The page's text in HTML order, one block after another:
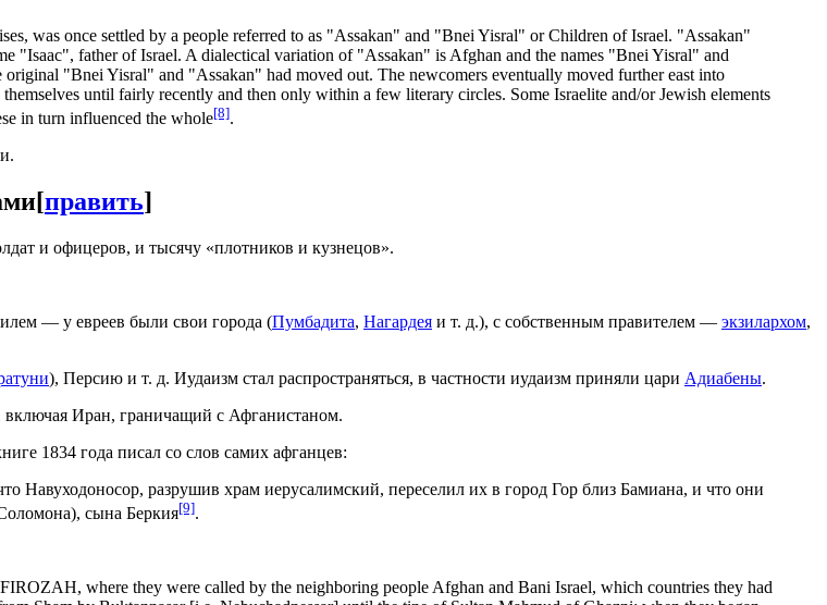
was once settled by a people referred to as "Assakan" and "Bnei Yisral" or Children of Israel. "Assakan"
"Isaac", father of Israel. A dialectical variation of "Assakan" is Afghan and the names "Bnei Yisral" and
"Bnei Yisral" and "Assakan" had moved out. The newcomers eventually moved further east into
until fairly recently and then only within a few literary circles. Some Israelite and/or Jewish elements
in turn influenced the whole[8].
[править]
и офицеров, и тысячу «плотников и кузнецов».
— у евреев были свои города (Пумбадита, Нагардея и т. д.), с собственным правителем — экзилархом,
), Персию и т. д. Иудаизм стал распространяться, в частности иудаизм приняли цари Адиабены.
включая Иран, граничащий с Афганистаном.
1834 года писал со слов самих афганцев:
Навуходоносор, разрушив храм иерусалимский, переселил их в город Гор близ Бамиана, и что они
сына Беркия[9].
where they were called by the neighboring people Afghan and Bani Israel, which countries they had